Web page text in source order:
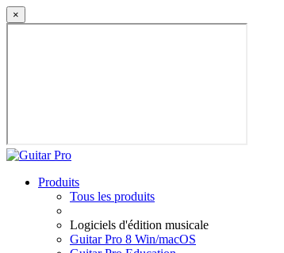
×
Produits
Tous les produits
Logiciels d'édition musicale
Guitar Pro 8 Win/macOS